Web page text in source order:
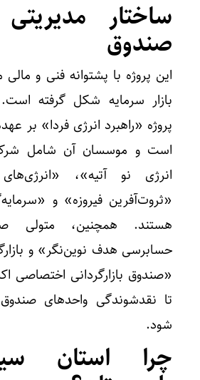
ساختار
صندوق
این پروژه با پشتوانه فنی و
بازار سرمایه شکل گرفته
پروژه «راهبرد انرژی فردا» بر
است و موسسان آن شامل
انرژی نو آتیه»،
«ثروت‌آفرین فیروزه» و
هستند. همچنین، متولی
حسابرسی هدف نوین‌نگر» و
«صندوق بازارگردانی اختصاصی
تا نقدشوندگی واحدهای
شود.
چرا استان